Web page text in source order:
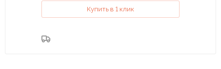
Купить в 1 клик